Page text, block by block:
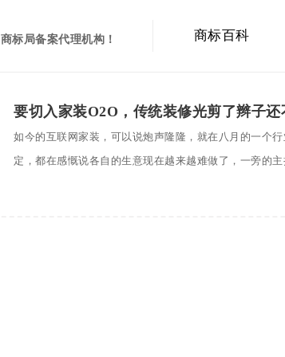
商标局备案代理机构！ 商标百科
要切入家装O2O，传统装修光剪了辫子还
如今的互联网家装，可以说炮声隆隆，就在八月的一个
定，都在感慨说各自的生意现在越来越难做了，一旁的